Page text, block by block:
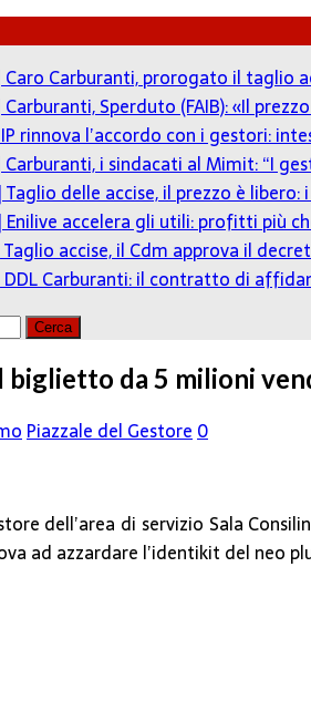
Caro Carburanti, prorogato il taglio
Carburanti, Sperduto (FAIB): «Il
IP rinnova l’accordo con i gestori:
Carburanti, i sindacati al Mimit: “I
Taglio delle accise, il prezzo è
Enilive accelera gli utili: profitti più
Taglio accise, il Cdm approva il
DDL Carburanti: il contratto di
da 5 milioni
Piazzale del Gestore 0
dell’area di servizio Sala
ad azzardare l’identikit del neo